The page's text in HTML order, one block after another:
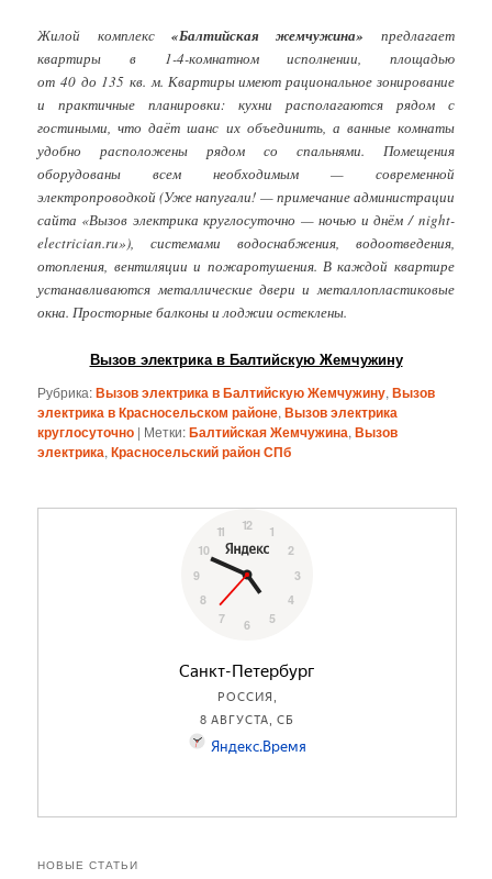
Жилой комплекс «Балтийская жемчужина» предлагает
квартиры в 1-4-комнатном исполнении, площадью
от 40 до 135 кв. м. Квартиры имеют рациональное зонирование
и практичные планировки: кухни располагаются рядом с
гостиными, что даёт шанс их объединить, а ванные комнаты
удобно расположены рядом со спальнями. Помещения
оборудованы всем необходимым — современной
электропроводкой (Уже напугали! — примечание администрации
сайта «Вызов электрика круглосуточно — ночью и днём / night-
electrician.ru»), системами водоснабжения, водоотведения,
отопления, вентиляции и пожаротушения. В каждой квартире
устанавливаются металлические двери и металлопластиковые
окна. Просторные балконы и лоджии остеклены.
Вызов электрика в Балтийскую Жемчужину
Рубрика:Вызов электрика в Балтийскую Жемчужину,Вызов
электрика в Красносельском районе,Вызов электрика
круглосуточно | Метки:Балтийская Жемчужина,Вызов
электрика,Красносельский район СПб
НОВЫЕ СТАТЬИ